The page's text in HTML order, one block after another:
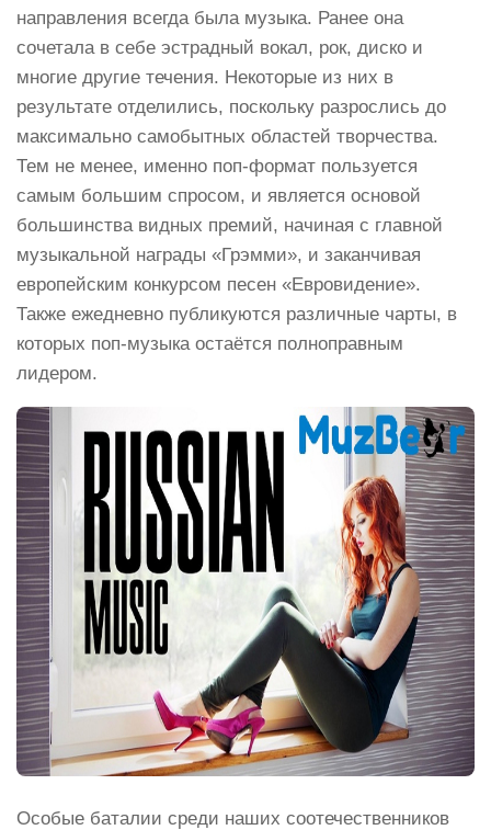
направления всегда была музыка. Ранее она
сочетала в себе эстрадный вокал, рок, диско и
многие другие течения. Некоторые из них в
результате отделились, поскольку разрослись до
максимально самобытных областей творчества.
Тем не менее, именно поп-формат пользуется
самым большим спросом, и является основой
большинства видных премий, начиная с главной
музыкальной награды «Грэмми», и заканчивая
европейским конкурсом песен «Евровидение».
Также ежедневно публикуются различные чарты, в
которых поп-музыка остаётся полноправным
лидером.
Особые баталии среди наших соотечественников